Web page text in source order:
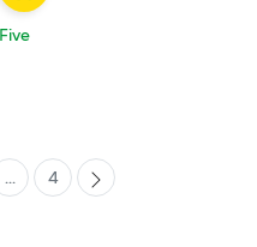
Five
... 4